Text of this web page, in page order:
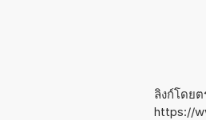
ลิงก์โดย
https://